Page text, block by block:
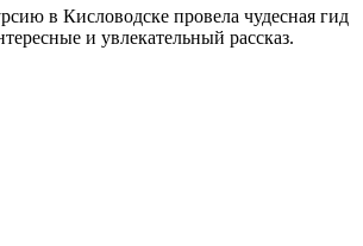
в Кисловодске провела чудесная гид
и увлекательный рассказ.